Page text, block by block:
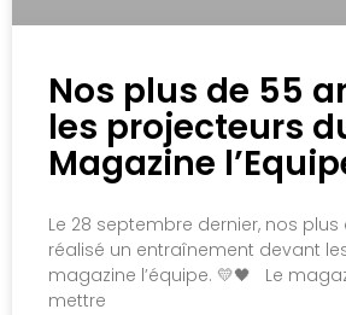
Nos plus de 55
les projecteurs
Magazine
Le 28 septembre dernier, nos
réalisé un entraînement devant
magazine l’équipe. 💛🖤 Le
mettre